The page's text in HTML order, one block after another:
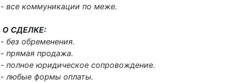
- все коммуникации по меже.
О СДЕЛКЕ:
- без обременения.
- прямая продажа.
- полное юридическое сопровождение.
- любые формы оплаты.